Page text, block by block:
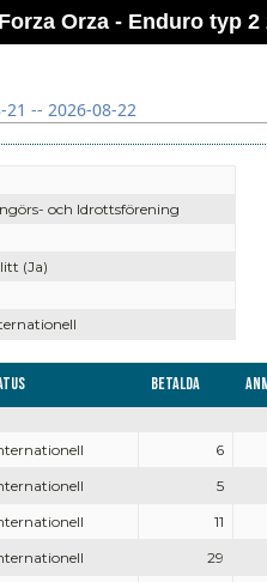
Forza Orza - Enduro typ 2
-- 2026-08-22
och Idrottsförening
(Ja)
Betalda
6
5
11
29